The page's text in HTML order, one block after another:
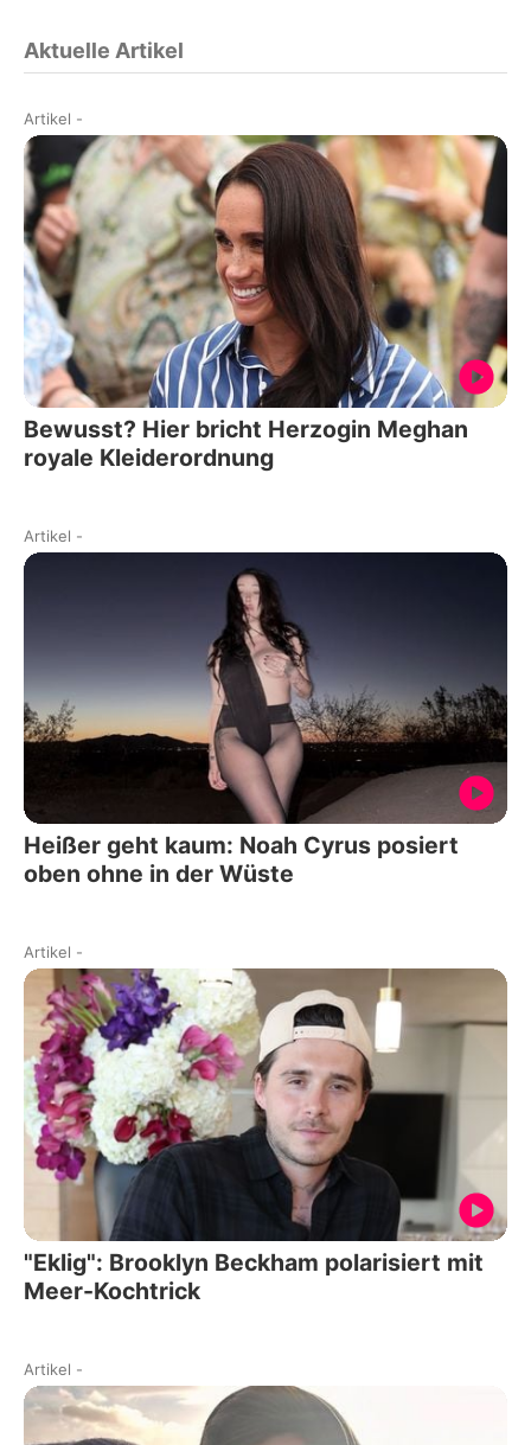
Aktuelle Artikel
Artikel -
Bewusst? Hier bricht Herzogin Meghan
royale Kleiderordnung
Artikel -
Heißer geht kaum: Noah Cyrus posiert
oben ohne in der Wüste
Artikel -
"Eklig": Brooklyn Beckham polarisiert mit
Meer-Kochtrick
Artikel -